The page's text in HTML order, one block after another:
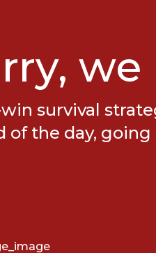
survival
the day, going